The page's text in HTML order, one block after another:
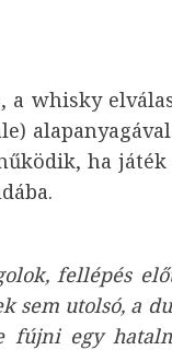
a whisky
ha
fellépés
sem utolsó, a
fújni egy